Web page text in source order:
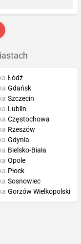
Łódź
Gdańsk
Szczecin
Lublin
Częstochowa
Rzeszów
Gdynia
Bielsko-Biała
Opole
Płock
Sosnowiec
Gorzów Wielkopolski